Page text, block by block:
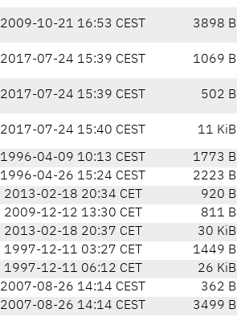
2009-10-21 16:53 CEST 3898 B
2017-07-24 15:39 CEST 1069 B
2017-07-24 15:39 CEST 502 B
2017-07-24 15:40 CEST 11 KiB
1996-04-09 10:13 CEST
1773 B
1996-04-26 15:24 CEST
2223 B
2013-02-18 20:34 CET
920 B
2009-12-12 13:30 CET
811 B
2013-02-18 20:37 CET
30 KiB
1997-12-11 03:27 CET
1449 B
1997-12-11 06:12 CET
26 KiB
2007-08-26 14:14 CEST
362 B
2007-08-26 14:14 CEST
3499 B